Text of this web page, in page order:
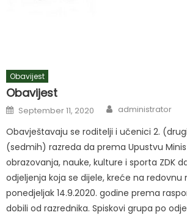
Obavijest
Obavijest
Posted
on
September 11, 2020 Author
administrator
Obavještavaju se roditelji i učenici 2.
(sedmih) razreda da prema Upustvu
obrazovanja, nauke, kulture i sporta ZDK
odjeljenja koja se dijele, kreće na redovnu
ponedjeljak 14.9.2020. godine prema
dobili od razrednika. Spiskovi grupa po